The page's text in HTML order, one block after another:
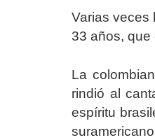
Varias veces
33 años, que
La
rindió al
espíritu